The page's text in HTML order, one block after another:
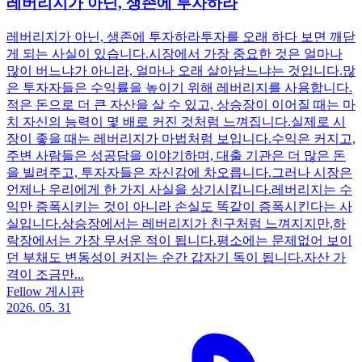
레버리지가 아닌, 생존에 투자하라​ ​ ​ 투자를 오래 하다 보면 깨닫
게 되는 사실이 있습니다. ​ 시장에서 가장 중요한 것은 얼마나
많이 버느냐가 아니라, 얼마나 오래 살아남느냐는 것입니다. ​ 많
은 투자자들은 수익률을 높이기 위해 레버리지를 사용합니다. ​
적은 돈으로 더 큰 자산을 살 수 있고, 상승장이 이어질 때는 마
치 자신의 능력이 몇 배로 커진 것처럼 느껴집니다. ​ 실제로 시
장이 좋을 때는 레버리지가 마법처럼 보입니다. ​ 수익은 커지고,
주변 사람들은 성공담을 이야기하며, 대출 기관은 더 많은 돈
을 빌려주고, 투자자들은 자신감에 차오릅니다. ​ 그러나 시장은
언제나 우리에게 한 가지 사실을 상기시킵니다. ​ 레버리지는 수
익만 증폭시키는 것이 아니라 손실도 똑같이 증폭시킨다는 사
실입니다. ​ 상승장에서는 레버리지가 친구처럼 느껴지지만, ​ 하
락장에서는 가장 무서운 적이 됩니다. ​ 평소에는 문제없어 보이
던 부채도 변동성이 커지는 순간 갑자기 독이 됩니다. ​ 자산 가
격이 조금만...
Fellow 게시판
2026. 05. 31